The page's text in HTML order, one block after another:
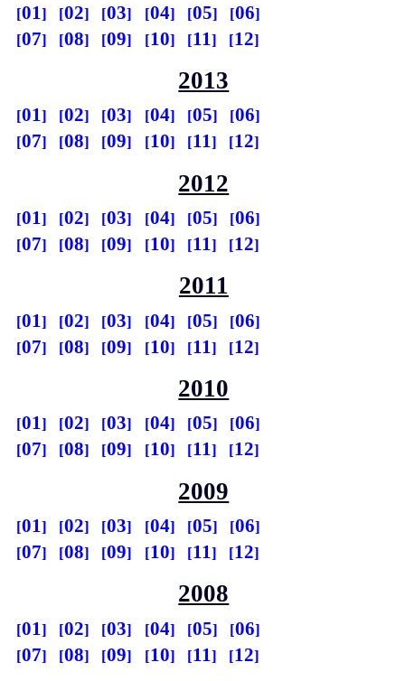
01 02 03 04 05
06
07
08 09 10 11 12
2013
01 02 03 04 05
06
07
08 09 10 11 12
2012
01 02 03 04 05
06
07
08 09 10 11 12
2011
01 02 03 04 05
06
07
08 09 10 11 12
2010
01 02 03 04 05
06
07
08 09 10 11 12
2009
01 02 03 04 05
06
07
08 09 10 11 12
2008
01 02 03 04 05
06
07
08 09 10 11 12